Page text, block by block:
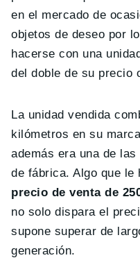
en el mercado de
objetos de deseo por
hacerse con una
del doble de su precio
La unidad vendida
kilómetros en su
además era una de
de fábrica. Algo que le
precio de venta de
no solo dispara el
supone superar de
generación.